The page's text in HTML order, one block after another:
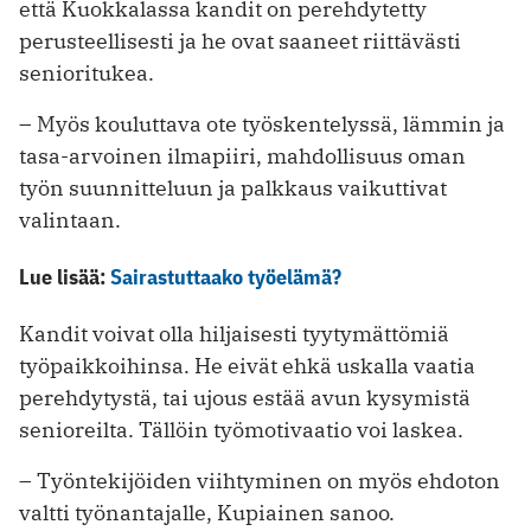
että Kuokkalassa kandit on perehdytetty
perusteellisesti ja he ovat saaneet riittävästi
senioritukea.
– Myös kouluttava ote työskentelyssä, lämmin ja
tasa-arvoinen ilmapiiri, mahdollisuus oman
työn suunnitteluun ja palkkaus vaikuttivat
valintaan.
Lue lisää:Sairastuttaako työelämä?
Kandit voivat olla hiljaisesti tyytymättömiä
työpaikkoihinsa. He eivät ehkä uskalla vaatia
perehdytystä, tai ujous estää avun kysymistä
senioreilta. Tällöin työmotivaatio voi laskea.
– Työntekijöiden viihtyminen on myös ehdoton
valtti työnantajalle, Kupiainen sanoo.